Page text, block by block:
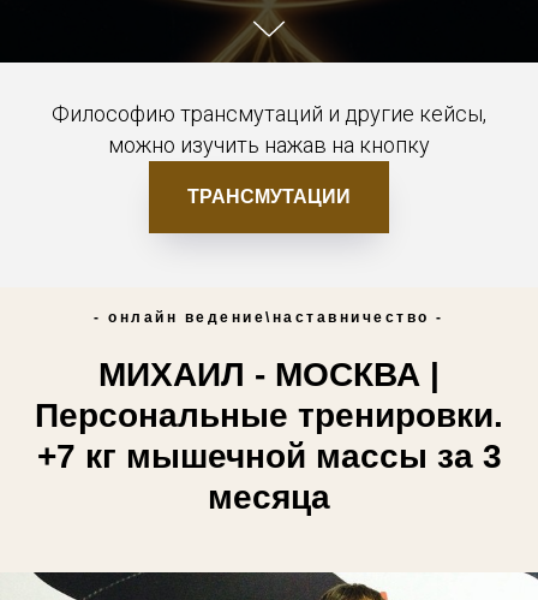
Философию трансмутаций и другие кейсы,
можно изучить нажав на кнопку
ТРАНСМУТАЦИИ
- онлайн ведение\наставничество -
МИХАИЛ - МОСКВА |
Персональные тренировки.
+7 кг мышечной массы за 3
месяца